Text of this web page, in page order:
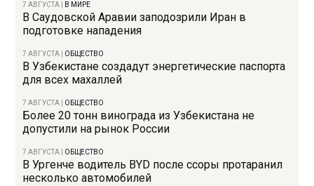
7 АВГУСТА В МИРЕ
В Саудовской Аравии заподозрили Иран в
подготовке нападения
7 АВГУСТА ОБЩЕСТВО
В Узбекистане создадут энергетические паспорта
для всех махаллей
7 АВГУСТА ОБЩЕСТВО
Более 20 тонн винограда из Узбекистана не
допустили на рынок России
7 АВГУСТА ОБЩЕСТВО
В Ургенче водитель BYD после ссоры протаранил
несколько автомобилей